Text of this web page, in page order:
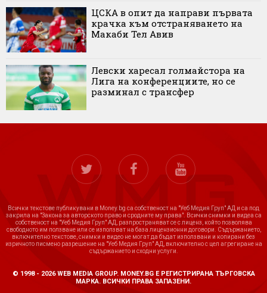
ЦСКА в опит да направи първата
крачка към отстраняването на
Макаби Тел Авив
Левски харесал голмайстора на
Лига на конференциите, но се
разминал с трансфер
Всички текстове публикувани в Money.bg са собственост на "Уеб Медия Груп" АД и са под
закрила на "Закона за авторското право и сродните му права". Всички снимки и видеа са
собственост на "Уеб Медия Груп" АД, разпространяват се с лиценз, който позволява
свободното им ползване или се използват на база лицензионни договори. Съдържанието,
включително текстове, снимки и видео не могат да бъдат използвани и копирани без
изричното писмено разрешение на "Уеб Медия Груп" АД, включително с цел агрегиране на
съдържанието и сходни услуги.
© 1998 - 2026 WEB MEDIA GROUP. MONEY.BG Е РЕГИСТРИРАНА ТЪРГОВСКА
МАРКА. ВСИЧКИ ПРАВА ЗАПАЗЕНИ.